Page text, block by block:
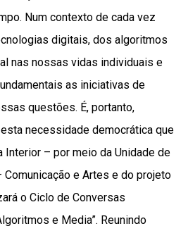
Num contexto de cada vez
digitais, dos algoritmos
nas nossas vidas individuais e
as iniciativas de
questões. É, portanto,
necessidade democrática que
Interior – por meio da Unidade de
Comunicação e Artes e do projeto
o Ciclo de Conversas
e Media”. Reunindo